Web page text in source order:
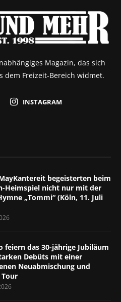
Magazin, das sich
dem Freizeit-Bereich widmet.
INSTAGRAM
begeisterten beim
Heimspiel nicht nur mit der
„Tommi“ (Köln, 11. Juli
feiern das 30-jährige Jubiläum
Debüts mit einer
Neuabmischung und